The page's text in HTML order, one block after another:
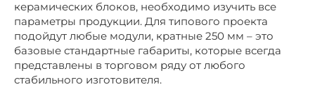
керамических блоков, необходимо изучить все
параметры продукции. Для типового проекта
подойдут любые модули, кратные 250 мм – это
базовые стандартные габариты, которые всегда
представлены в торговом ряду от любого
стабильного изготовителя.